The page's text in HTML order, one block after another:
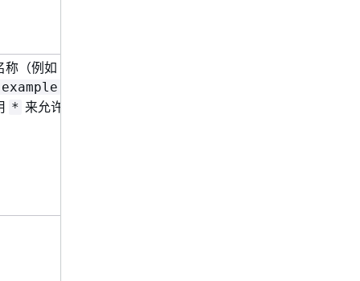
称（例如
* 来允许访问所有组件。